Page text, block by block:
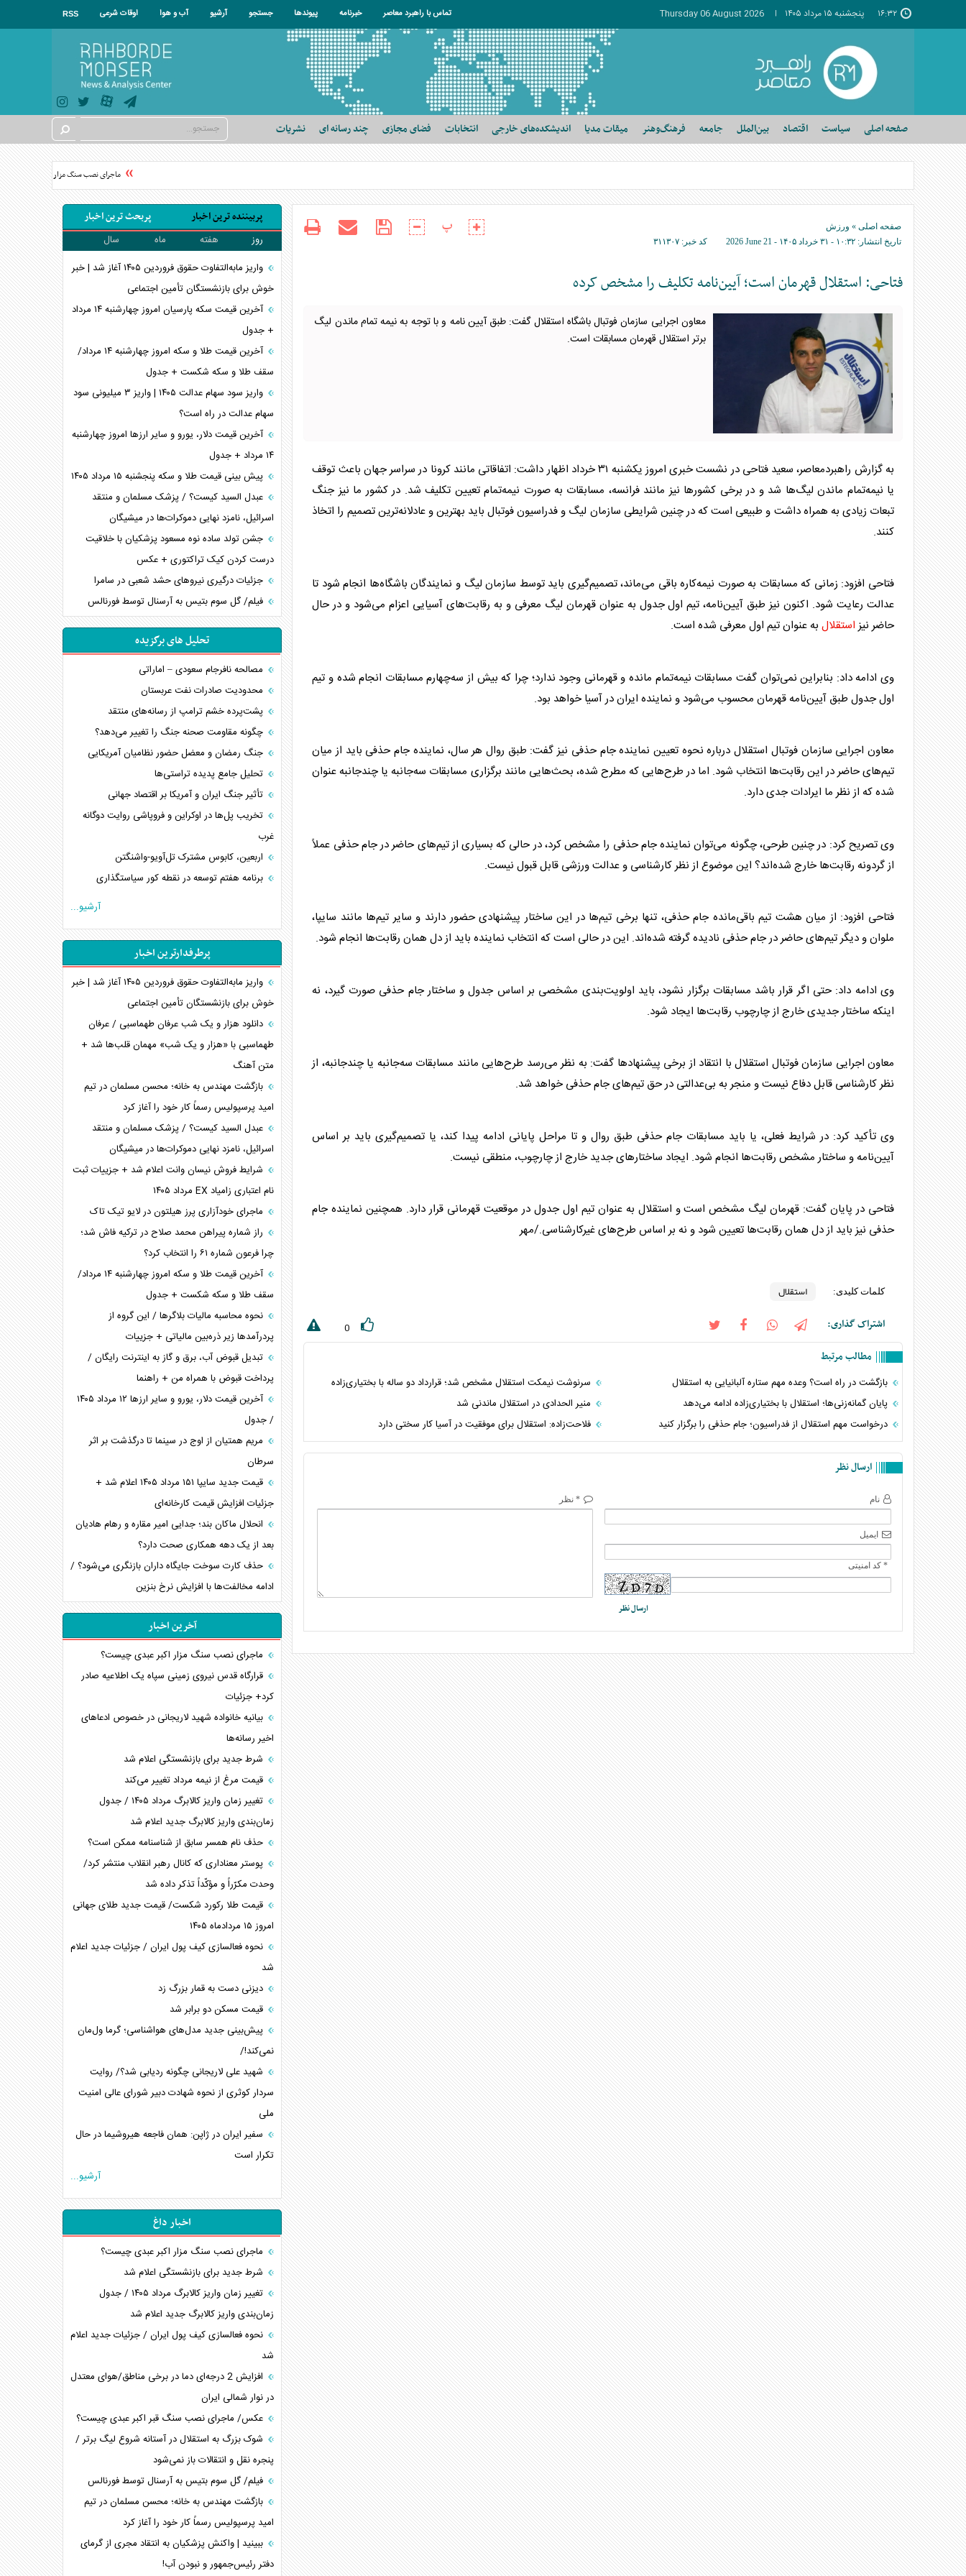
۱۶:۳۲ پنجشنبه ۱۵ مرداد ۱۴۰۵ Thursday 06 August 2026 تماس با راهبرد معاصر خبرنامه پیوندها جستجو آرشیو آب و هوا اوقات شرعی RSS
صفحه اصلی سیاست اقتصاد بین‌الملل جامعه فرهنگ‌وهنر میقات مدیا اندیشکده‌های خارجی انتخابات فضای مجازی چند رسانه ای نشریات
ماجرای نصب سنگ مزار اکبر عبدی چیست؟
صفحه اصلی » ورزش
تاریخ انتشار: ۱۰:۳۲ - ۳۱ خرداد ۱۴۰۵ - 2026 June 21 کد خبر: ۳۱۱۳۰۷
پ
فتاحی: استقلال قهرمان است؛ آیین‌نامه تکلیف را مشخص کرده
معاون اجرایی سازمان فوتبال باشگاه استقلال گفت: طبق آیین نامه و با توجه به نیمه تمام ماندن لیگ
برتر استقلال قهرمان مسابقات است.
به گزارش راهبردمعاصر، سعید فتاحی در نشست خبری امروز یکشنبه ۳۱ خرداد اظهار داشت: اتفاقاتی مانند کرونا در سراسر جهان باعث توقف
یا نیمه‌تمام ماندن لیگ‌ها شد و در برخی کشورها نیز مانند فرانسه، مسابقات به صورت نیمه‌تمام تعیین تکلیف شد. در کشور ما نیز جنگ
تبعات زیادی به همراه داشت و طبیعی است که در چنین شرایطی سازمان لیگ و فدراسیون فوتبال باید بهترین و عادلانه‌ترین تصمیم را اتخاذ
کنند.
فتاحی افزود: زمانی که مسابقات به صورت نیمه‌کاره باقی می‌ماند، تصمیم‌گیری باید توسط سازمان لیگ و نمایندگان باشگاه‌ها انجام شود تا
عدالت رعایت شود. اکنون نیز طبق آیین‌نامه، تیم اول جدول به عنوان قهرمان لیگ معرفی و به رقابت‌های آسیایی اعزام می‌شود و در حال
حاضر نیزاستقلال به عنوان تیم اول معرفی شده است.
وی ادامه داد: بنابراین نمی‌توان گفت مسابقات نیمه‌تمام مانده و قهرمانی وجود ندارد؛ چرا که بیش از سه‌چهارم مسابقات انجام شده و تیم
اول جدول طبق آیین‌نامه قهرمان محسوب می‌شود و نماینده ایران در آسیا خواهد بود.
معاون اجرایی سازمان فوتبال استقلالدرباره نحوه تعیین نماینده جام حذفی نیز گفت: طبق روال هر سال، نماینده جام حذفی باید از میان
تیم‌های حاضر در این رقابت‌ها انتخاب شود. اما در طرح‌هایی که مطرح شده، بحث‌هایی مانند برگزاری مسابقات سه‌جانبه یا چندجانبه عنوان
شده که از نظر ما ایرادات جدی دارد.
وی تصریح کرد: در چنین طرحی، چگونه می‌توان نماینده جام حذفی را مشخص کرد، در حالی که بسیاری از تیم‌های حاضر در جام حذفی عملاً
از گردونه رقابت‌ها خارج شده‌اند؟ این موضوع از نظر کارشناسی و عدالت ورزشی قابل قبول نیست.
فتاحی افزود: از میان هشت تیم باقی‌مانده جام حذفی، تنها برخی تیم‌ها در این ساختار پیشنهادی حضور دارند و سایر تیم‌ها مانند سایپا،
ملوان و دیگر تیم‌های حاضر در جام حذفی نادیده گرفته شده‌اند. این در حالی است که انتخاب نماینده باید از دل همان رقابت‌ها انجام شود.
وی ادامه داد: حتی اگر قرار باشد مسابقات برگزار نشود، باید اولویت‌بندی مشخصی بر اساس جدول و ساختار جام حذفی صورت گیرد، نه
اینکه ساختار جدیدی خارج از چارچوب رقابت‌ها ایجاد شود.
معاون اجرایی سازمان فوتبال استقلالبا انتقاد از برخی پیشنهادها گفت: به نظر می‌رسد طرح‌هایی مانند مسابقات سه‌جانبه یا چندجانبه، از
نظر کارشناسی قابل دفاع نیست و منجر به بی‌عدالتی در حق تیم‌های جام حذفی خواهد شد.
وی تأکید کرد: در شرایط فعلی، یا باید مسابقات جام حذفی طبق روال و تا مراحل پایانی ادامه پیدا کند، یا تصمیم‌گیری باید بر اساس
آیین‌نامه و ساختار مشخص رقابت‌ها انجام شود. ایجاد ساختارهای جدید خارج از چارچوب، منطقی نیست.
فتاحی در پایان گفت: قهرمان لیگ مشخص است و استقلال به عنوان تیم اول جدول در موقعیت قهرمانی قرار دارد. همچنین نماینده جام
حذفی نیز باید از دل همان رقابت‌ها تعیین شود و نه بر اساس طرح‌های غیرکارشناسی./مهر
کلمات کلیدی: استقلال
اشتراک گذاری: 0
مطالب مرتبط
بازگشت در راه است؟ وعده مهم ستاره آلبانیایی به استقلال
سرنوشت نیمکت استقلال مشخص شد؛ قرارداد دو ساله با بختیاری‌زاده
پایان گمانه‌زنی‌ها؛ استقلال با بختیاری‌زاده ادامه می‌دهد
منیر الحدادی در استقلال ماندنی شد
درخواست مهم استقلال از فدراسیون؛ جام حذفی را برگزار کنید
فلاحت‌زاده: استقلال برای موفقیت در آسیا کار سختی دارد
ارسال نظر
نام
ایمیل
* کد امنیتی
* نظر
پربیننده ترین اخبار پربحث ترین اخبار
روز هفته ماه
سال
واریز مابه‌التفاوت حقوق فروردین ۱۴۰۵ آغاز شد | خبر
خوش برای بازنشستگان تأمین اجتماعی
آخرین قیمت سکه پارسیان امروز چهارشنبه ۱۴ مرداد
+ جدول
آخرین قیمت طلا و سکه امروز چهارشنبه ۱۴ مرداد/
سقف طلا و سکه شکست + جدول
واریز سود سهام عدالت ۱۴۰۵ | واریز ۳ میلیونی سود
سهام عدالت در راه است؟
آخرین قیمت دلار، یورو و سایر ارز‌ها امروز چهارشنبه
۱۴ مرداد + جدول
پیش بینی قیمت طلا و سکه پنجشنبه ۱۵ مرداد ۱۴۰۵
عبدل السید کیست؟ / پزشک مسلمان و منتقد
اسرائیل، نامزد نهایی دموکرات‌ها در میشیگان
جشن تولد ساده نوه مسعود پزشکیان با خلاقیت
درست کردن کیک تراکتوری + عکس
جزئیات درگیری نیرو‌های حشد شعبی در سامرا
فیلم/ گل سوم بتیس به آرسنال توسط فورنالس
تحلیل های برگزیده
مصالحه نافرجام سعودی – اماراتی
محدودیت صادرات نفت عربستان
پشت‌پرده خشم ترامپ از رسانه‌های منتقد
چگونه مقاومت صحنه جنگ را تغییر می‌دهد؟
جنگ رمضان و معضل حضور نظامیان آمریکایی
تحلیل جامع پدیده تراستی‌ها
تأثیر جنگ ایران و آمریکا بر اقتصاد جهانی
تخریب پل‌ها در اوکراین و فروپاشی روایت دوگانه
غرب
اربعین، کابوس مشترک تل‌آویو-واشنگتن
برنامه هفتم توسعه در نقطه کور سیاستگذاری
کنوانسیون دریای خزر در راستای منافع ملی است؟
اهمیت راهبردی اردن برای آمریکا
پیام، ظرفیت بالفعل‌نشده تجارت ایران
همسویی عربستان با سنتکام علیه متحدان ایران
ترامپ و توهم خلع سلاح حماس
چرا کویت به دنبال شریک امنیتی جدید است؟
اعتراف غرب به قدرت ایران در تثبیت معادلات
خطای راهبردی ترامپ مقابل برزیل
متن و حاشیه سفر نتانیاهو به آمریکا
آرشیو...
پرطرفدارترین اخبار
واریز مابه‌التفاوت حقوق فروردین ۱۴۰۵ آغاز شد | خبر
خوش برای بازنشستگان تأمین اجتماعی
دانلود هزار و یک شب عرفان طهماسبی / عرفان
طهماسبی با «هزار و یک شب» مهمان قلب‌ها شد +
متن آهنگ
بازگشت مهندس به خانه؛ محسن مسلمان در تیم
امید پرسپولیس رسماً کار خود را آغاز کرد
عبدل السید کیست؟ / پزشک مسلمان و منتقد
اسرائیل، نامزد نهایی دموکرات‌ها در میشیگان
شرایط فروش نیسان وانت اعلام شد + جزییات ثبت
نام اعتباری زامیاد EX مرداد ۱۴۰۵
ماجرای خودآزاری پرز هیلتون در لایو تیک تاک
راز شماره پیراهن محمد صلاح در ترکیه فاش شد؛
چرا فرعون شماره ۶۱ را انتخاب کرد؟
آخرین قیمت طلا و سکه امروز چهارشنبه ۱۴ مرداد/
سقف طلا و سکه شکست + جدول
نحوه محاسبه مالیات بلاگر‌ها / این گروه از
پردرآمد‌ها زیر ذره‌بین مالیاتی + جزییات
تبدیل قبوض آب، برق و گاز به اینترنت رایگان /
پرداخت قبوض با همراه من + راهنما
آخرین قیمت دلار، یورو و سایر ارز‌ها ۱۲ مرداد ۱۴۰۵
/ جدول
مریم همتیان از اوج در سینما تا درگذشت بر اثر
سرطان
قیمت جدید سایپا ۱۵۱ مرداد ۱۴۰۵ اعلام شد +
جزئیات افزایش قیمت کارخانه‌ای
انحلال ماکان بند؛ جدایی امیر مقاره و رهام هادیان
بعد از یک دهه همکاری صحت دارد؟
حذف کارت سوخت جایگاه داران بازنگری می‌شود؟ /
ادامه مخالفت‌ها با افزایش نرخ بنزین
آخرین اخبار
ماجرای نصب سنگ مزار اکبر عبدی چیست؟
قرارگاه قدس نیروی زمینی سپاه یک اطلاعیه صادر
کرد+ جزئیات
بیانیه خانواده شهید لاریجانی در خصوص ادعاهای
اخیر رسانه‌ها
شرط جدید برای بازنشستگی اعلام شد
قیمت مرغ از نیمه مرداد تغییر می‌کند
تغییر زمان واریز کالابرگ مرداد ۱۴۰۵ / جدول
زمان‌بندی واریز کالابرگ جدید اعلام شد
حذف نام همسر سابق از شناسنامه ممکن است؟
پوستر معناداری که کانال رهبر انقلاب منتشر کرد/
وحدت مکرّراً و مؤکّداً تذکر داده شد
قیمت طلا رکورد شکست/ قیمت جدید طلای جهانی
امروز ۱۵ مردادماه ۱۴۰۵
نحوه فعالسازی کیف پول ایران / جزئیات جدید اعلام
شد
دیزنی دست به قمار بزرگ زد
قیمت مسکن دو برابر شد
پیش‌بینی جدید مدل‌های هواشناسی؛ گرما ول‌مان
نمی‌کند!/
شهید علی لاریجانی چگونه ردیابی شد؟/ روایت
سردار کوثری از نحوه شهادت دبیر شورای عالی امنیت
ملی
سفیر ایران در ژاپن: همان فاجعه هیروشیما در حال
تکرار است
آرشیو...
اخبار داغ
ماجرای نصب سنگ مزار اکبر عبدی چیست؟
شرط جدید برای بازنشستگی اعلام شد
تغییر زمان واریز کالابرگ مرداد ۱۴۰۵ / جدول
زمان‌بندی واریز کالابرگ جدید اعلام شد
نحوه فعالسازی کیف پول ایران / جزئیات جدید اعلام
شد
افزایش 2 درجه‌ای دما در برخی مناطق/هوای معتدل
در نوار شمالی ایران
عکس/ ماجرای نصب سنگ قبر اکبر عبدی چیست؟
شوک بزرگ به استقلال در آستانه شروع لیگ برتر /
پنجره نقل و انتقالات باز نمی‌شود
فیلم/ گل سوم بتیس به آرسنال توسط فورنالس
بازگشت مهندس به خانه؛ محسن مسلمان در تیم
امید پرسپولیس رسماً کار خود را آغاز کرد
ببینید | واکنش پزشکیان به انتقاد مجری از گرمای
دفتر رئیس‌جمهور و نبودن آب!